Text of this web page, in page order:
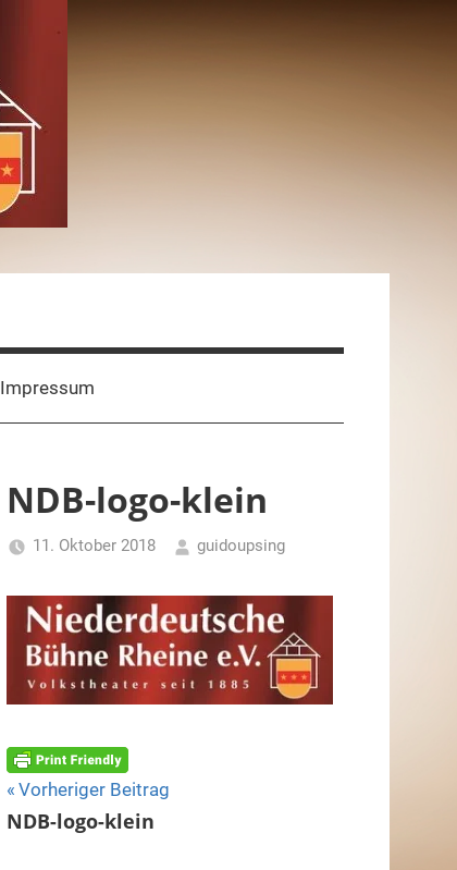
Impressum
NDB-logo-klein
11. Oktober 2018 guidoupsing
Beitragsnavigation
Vorheriger Beitrag
NDB-logo-klein